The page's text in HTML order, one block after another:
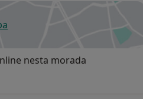
novo separador
nesta morada